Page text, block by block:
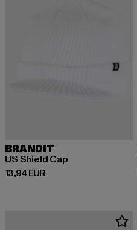
BRANDIT
US Shield Cap
13,94 EUR
Derzeitiger Preis: 13,94 EUR